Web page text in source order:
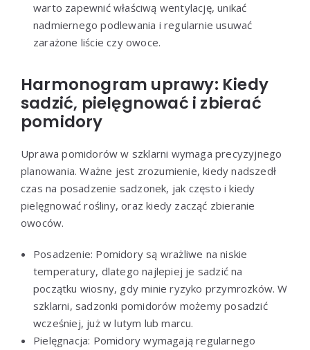
warto zapewnić właściwą wentylację, unikać
nadmiernego podlewania i regularnie usuwać
zarażone liście czy owoce.
Harmonogram uprawy: Kiedy
sadzić, pielęgnować i zbierać
pomidory
Uprawa pomidorów w szklarni wymaga precyzyjnego
planowania. Ważne jest zrozumienie, kiedy nadszedł
czas na posadzenie sadzonek, jak często i kiedy
pielęgnować rośliny, oraz kiedy zacząć zbieranie
owoców.
Posadzenie: Pomidory są wrażliwe na niskie
temperatury, dlatego najlepiej je sadzić na
początku wiosny, gdy minie ryzyko przymrozków. W
szklarni, sadzonki pomidorów możemy posadzić
wcześniej, już w lutym lub marcu.
Pielęgnacja: Pomidory wymagają regularnego